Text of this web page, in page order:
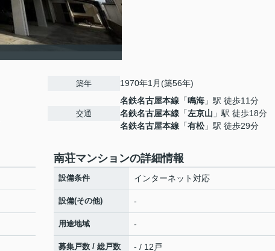
築年 1970年1月(築56年)
交通
名鉄名古屋本線 「鳴海 」駅 徒歩11分
名鉄名古屋本線 「左京山 」駅 徒歩18分
名鉄名古屋本線 「有松」駅 徒歩29分
南荘マンションの詳細情報
設備条件 インターネット対応
設備(その他) -
用途地域 -
募集戸数 / 総戸数 - / 12戸